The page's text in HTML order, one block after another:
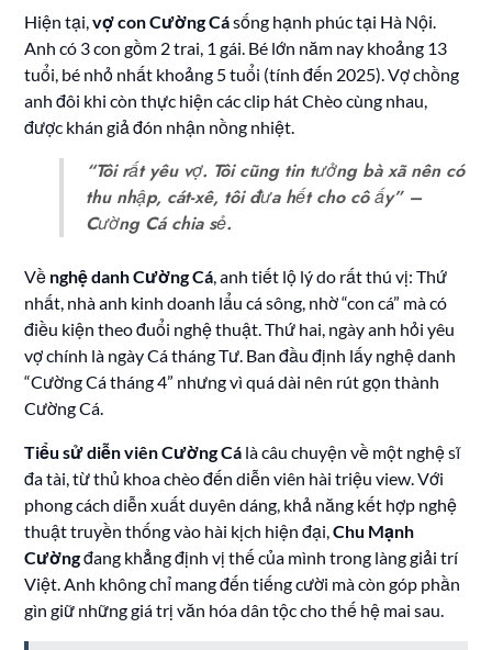
Hiện tại,vợ con Cường Cásống hạnh phúc tại Hà Nội.
Anh có 3 con gồm 2 trai, 1 gái. Bé lớn năm nay khoảng 13
tuổi, bé nhỏ nhất khoảng 5 tuổi (tính đến 2025). Vợ chồng
anh đôi khi còn thực hiện các clip hát Chèo cùng nhau,
được khán giả đón nhận nồng nhiệt.
“Tôi rất yêu vợ. Tôi cũng tin tưởng bà xã nên có
thu nhập, cát-xê, tôi đưa hết cho cô ấy” –
Cường Cá chia sẻ.
Về nghệ danh Cường Cá, anh tiết lộ lý do rất thú vị: Thứ
nhất, nhà anh kinh doanh lẩu cá sông, nhờ “con cá” mà có
điều kiện theo đuổi nghệ thuật. Thứ hai, ngày anh hỏi yêu
vợ chính là ngày Cá tháng Tư. Ban đầu định lấy nghệ danh
“Cường Cá tháng 4” nhưng vì quá dài nên rút gọn thành
Cường Cá.
Tiểu sử diễn viên Cường Cá là câu chuyện về một nghệ sĩ
đa tài, từ thủ khoa chèo đến diễn viên hài triệu view. Với
phong cách diễn xuất duyên dáng, khả năng kết hợp nghệ
thuật truyền thống vào hài kịch hiện đại,Chu Mạnh
Cườngđang khẳng định vị thế của mình trong làng giải trí
Việt. Anh không chỉ mang đến tiếng cười mà còn góp phần
gìn giữ những giá trị văn hóa dân tộc cho thế hệ mai sau.